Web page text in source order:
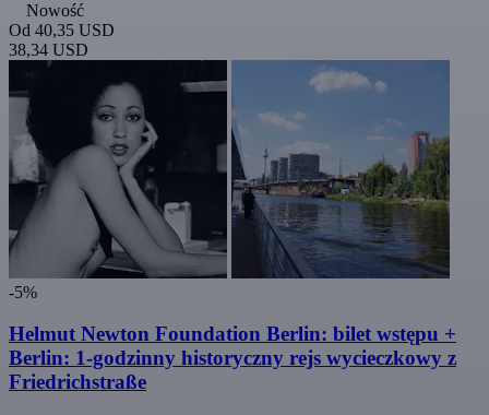
Nowość
Od 40,35 USD
38,34 USD
-5%
Helmut Newton Foundation Berlin: bilet wstępu +
Berlin: 1-godzinny historyczny rejs wycieczkowy z
Friedrichstraße